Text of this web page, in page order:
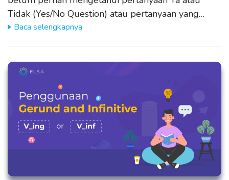
Tidak (Yes/No Question) atau pertanyaan yang…
Baca selengkapnya